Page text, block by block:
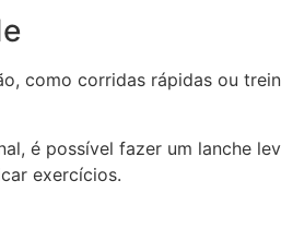
como corridas rápidas ou
é possível fazer um lanche
exercícios.